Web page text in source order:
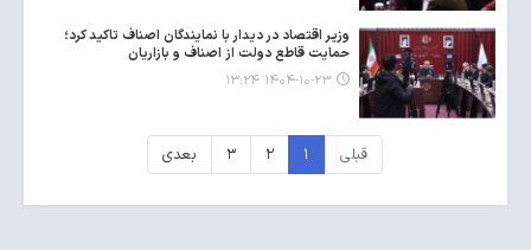
وزیر اقتصاد در دیدار با نمایندگان اصناف تاکید کرد؛
حمایت قاطع دولت از اصناف و بازاریان
۱۴۰۴-۱۰-۲۳ ۱۳:۲۴
قبلی ۱ ۲ ۳ بعدی